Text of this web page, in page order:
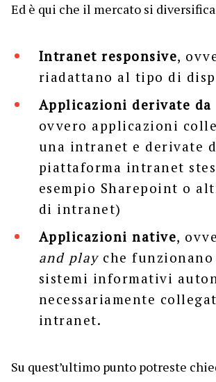
Ed è qui che il mercato si
Intranet responsive,
riadattano al tipo di
Applicazioni derivate
ovvero applicazioni
una intranet e derivate
piattaforma intranet
esempio Sharepoint o
di intranet)
Applicazioni native,
and playche funzionano
sistemi informativi
necessariamente
intranet.
Su quest’ultimo punto potreste